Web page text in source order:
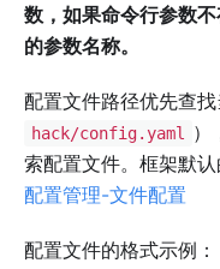
数，如果命令行参数
的参数名称。
配置文件路径优先查
hack/config.yaml
）
索配置文件。框架默
配置管理-文件配置
配置文件的格式示例：